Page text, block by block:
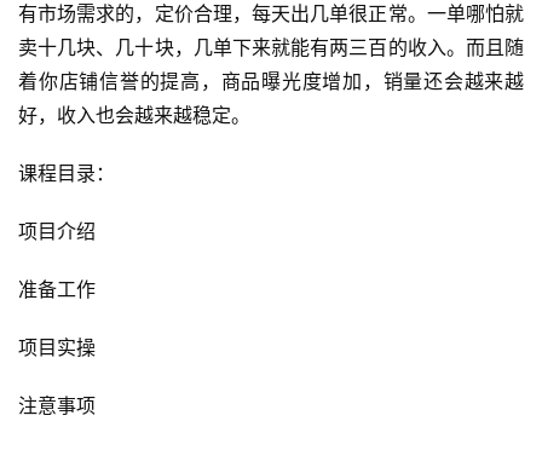
有市场需求的，定价合理，每天出几单很正常。一单哪怕就
卖十几块、几十块，几单下来就能有两三百的收入。而且随
着你店铺信誉的提高，商品曝光度增加，销量还会越来越
好，收入也会越来越稳定。
课程目录：
项目介绍
准备工作
项目实操
注意事项